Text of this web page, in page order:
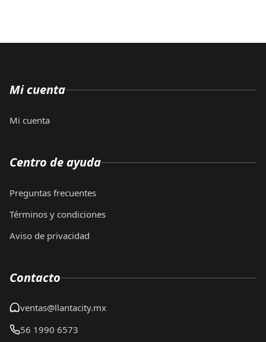
Mi cuenta
Mi cuenta
Centro de ayuda
Preguntas frecuentes
Términos y condiciones
Aviso de privacidad
Contacto
ventas@llantacity.mx
56 1990 6573